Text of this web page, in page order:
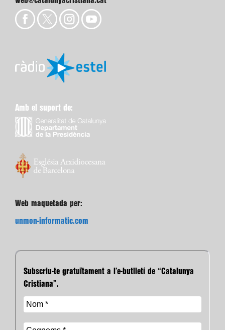
Amb el suport de:
Web maquetada per:
unmon-informatic.com
Subscriu-te gratuïtament a l’e-butlletí de “Catalunya
Cristiana”.